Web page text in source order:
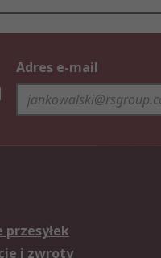
Adres e-mail
przesyłek
i zwroty